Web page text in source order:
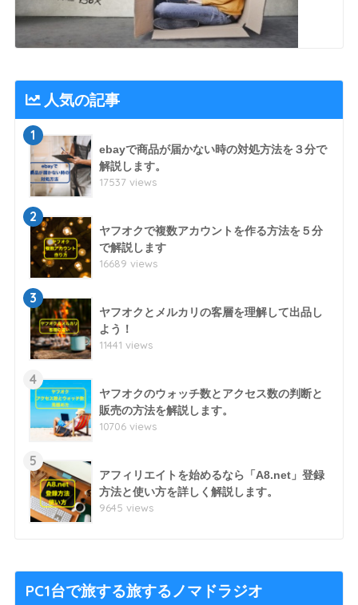
人気の記事
1
ebayで商品が届かない時の対処方法を３分で
解説します。
17537 views
2
ヤフオクで複数アカウントを作る方法を５分
で解説します
16689 views
3
ヤフオクとメルカリの客層を理解して出品し
よう！
11441 views
4
ヤフオクのウォッチ数とアクセス数の判断と
販売の方法を解説します。
10706 views
5
アフィリエイトを始めるなら「A8.net」登録
方法と使い方を詳しく解説します。
9645 views
PC1台で旅する旅するノマドラジオ